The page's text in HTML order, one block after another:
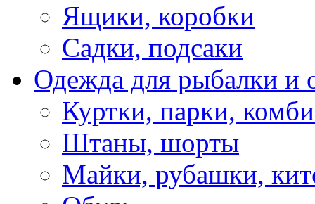
Ящики, коробки
Садки, подсаки
Одежда для рыбалки и
Куртки, парки,
Штаны, шорты
Майки, рубашки,